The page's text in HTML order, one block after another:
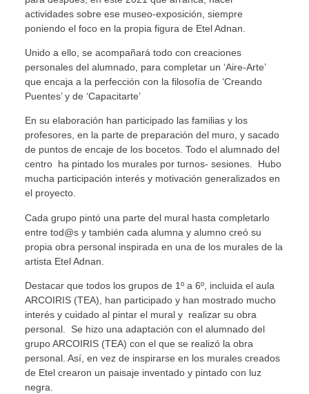
actividades sobre ese museo-exposición, siempre
poniendo el foco en la propia figura de Etel Adnan.
Unido a ello, se acompañará todo con creaciones
personales del alumnado, para completar un ‘Aire-Arte’
que encaja a la perfección con la filosofía de ‘Creando
Puentes’ y de ‘Capacitarte’
En su elaboración han participado las familias y los
profesores, en la parte de preparación del muro, y sacado
de puntos de encaje de los bocetos. Todo el alumnado del
centro ha pintado los murales por turnos- sesiones. Hubo
mucha participación interés y motivación generalizados en
el proyecto.
Cada grupo pintó una parte del mural hasta completarlo
entre tod@s y también cada alumna y alumno creó su
propia obra personal inspirada en una de los murales de la
artista Etel Adnan.
Destacar que todos los grupos de 1º a 6º, incluida el aula
ARCOIRIS (TEA), han participado y han mostrado mucho
interés y cuidado al pintar el mural y realizar su obra
personal. Se hizo una adaptación con el alumnado del
grupo ARCOIRIS (TEA) con el que se realizó la obra
personal. Así, en vez de inspirarse en los murales creados
de Etel crearon un paisaje inventado y pintado con luz
negra.